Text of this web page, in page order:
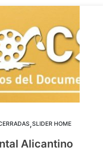
,SLIDER HOME
Alicantino